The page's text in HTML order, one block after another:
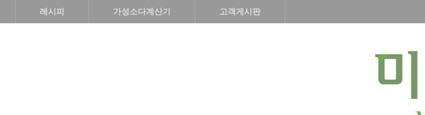
레시피 가성소다계산기 고객게시판